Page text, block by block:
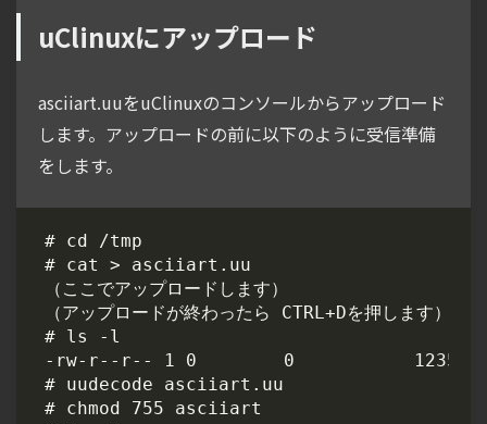
uClinuxにアップロード
asciiart.uuをuClinuxのコンソールからアップロード
します。アップロードの前に以下のように受信準備
をします。